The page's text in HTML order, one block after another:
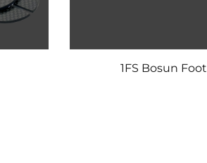
1FS Bosun Foot